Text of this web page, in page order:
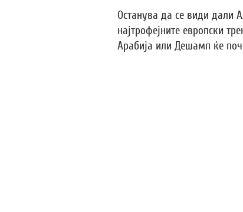
Останува да се види дали
најтрофејните европски
Арабија или Дешамп ќе